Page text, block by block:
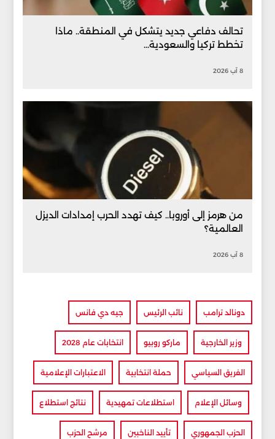
تحالف دفاعي جديد يتشكل في المنطقة.. ماذا
تخطط تركيا والسعودية...
8 آب 2026
من هرمز إلى أوروبا.. كيف تهدد الحرب إمدادات الديزل
العالمية؟
8 آب 2026
دونالد ترامب نائب الرئيس جيه دي فانس
وزير الخارجية ماركو روبيو انتخابات عام 2028
الفريق السياسي حملة انتخابية الاعتبارات الإعلامية
وسائل الإعلام استطلاعات تمهيدية نتائج استطلاع
الحزب الجمهوري تأييد الناخبين مرشح الحزب